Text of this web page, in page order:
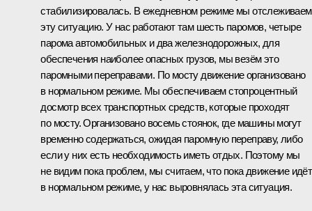
стабилизировалась. В ежедневном режиме мы отслеживаем
эту ситуацию. У нас работают там шесть паромов, четыре
парома автомобильных и два железнодорожных, для
обеспечения наиболее опасных грузов, мы везём это
паромными переправами. По мосту движение организовано
в нормальном режиме. Мы обеспечиваем стопроцентный
досмотр всех транспортных средств, которые проходят
по мосту. Организовано восемь стоянок, где машины могут
временно содержаться, ожидая паромную переправу, либо
если у них есть необходимость иметь отдых. Поэтому мы
не видим пока проблем, мы считаем, что пока движение идёт
в нормальном режиме, у нас выровнялась эта ситуация.